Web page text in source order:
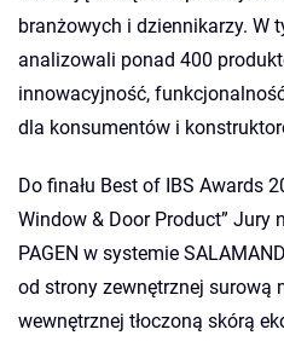
branżowych i dziennikarzy. W
analizowali ponad 400
innowacyjność,
dla konsumentów i
Do finału Best of IBS Awards
Window & Door Product” Jury
PAGEN w systemie
od strony zewnętrznej surową
wewnętrznej tłoczoną skórą